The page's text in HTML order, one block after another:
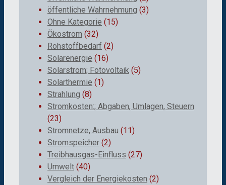
öffentliche Wahrnehmung (3)
Ohne Kategorie (15)
Ökostrom (32)
Rohstoffbedarf (2)
Solarenergie (16)
Solarstrom; Fotovoltaik (5)
Solarthermie (1)
Strahlung (8)
Stromkosten:; Abgaben, Umlagen, Steuern
(23)
Stromnetze, Ausbau (11)
Stromspeicher (2)
Treibhausgas-Einfluss (27)
Umwelt (40)
Vergleich der Energiekosten (2)